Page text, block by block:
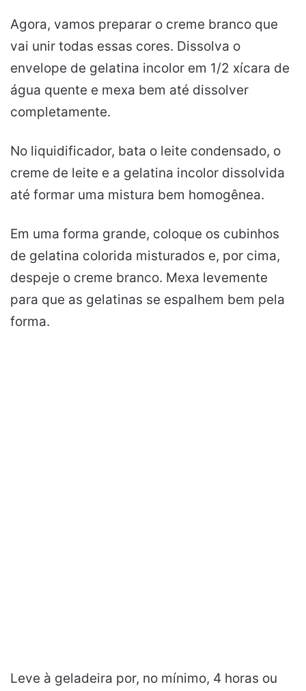
Agora, vamos preparar o creme branco que
vai unir todas essas cores. Dissolva o
envelope de gelatina incolor em 1/2 xícara de
água quente e mexa bem até dissolver
completamente.
No liquidificador, bata o leite condensado, o
creme de leite e a gelatina incolor dissolvida
até formar uma mistura bem homogênea.
Em uma forma grande, coloque os cubinhos
de gelatina colorida misturados e, por cima,
despeje o creme branco. Mexa levemente
para que as gelatinas se espalhem bem pela
forma.
Leve à geladeira por, no mínimo, 4 horas ou